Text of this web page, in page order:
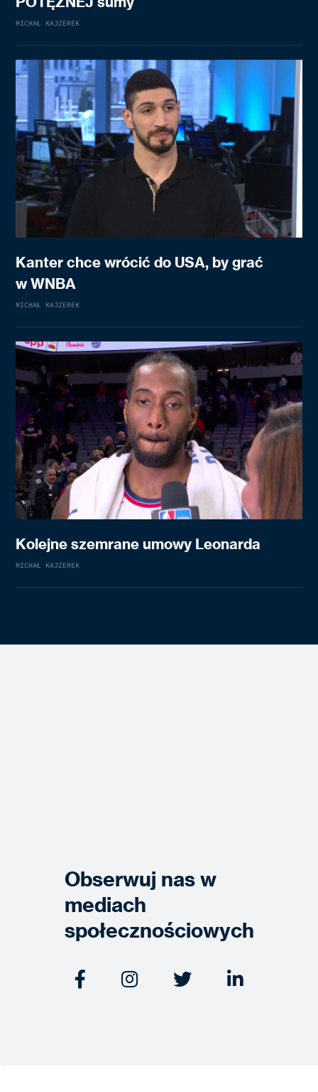
MICHAŁ KAJZEREK
Kanter chce wrócić do USA, by grać
w WNBA
MICHAŁ KAJZEREK
Kolejne szemrane umowy Leonarda
MICHAŁ KAJZEREK
Obserwuj nas w
mediach
społecznościowych
   